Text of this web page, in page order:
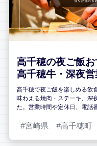
高千穂の夜ご飯
高千穂牛・深夜
高千穂で夜ご飯を楽しめる飲
味わえる焼肉・ステーキ、深
た。営業時間や定休日、電話
宮崎県 高千穂町